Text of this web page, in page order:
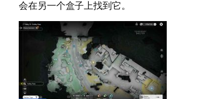
会在另一个盒子上找到它。